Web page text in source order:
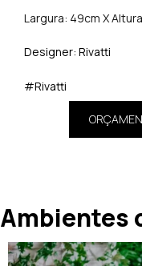
Largura: 49cm X
Designer: Rivatti
#Rivatti
Ambientes